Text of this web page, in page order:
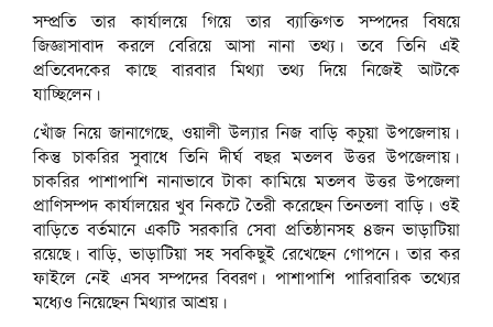
সম্প্রতি তার কার্যালয়ে গিয়ে তার ব্যাক্তিগত সম্পদের বিষয়ে
জিজ্ঞাসাবাদ করলে বেরিয়ে আসা নানা তথ্য। তবে তিনি এই
প্রতিবেদকের কাছে বারবার মিথ্যা তথ্য দিয়ে নিজেই আটকে
যাচ্ছিলেন।
খোঁজ নিয়ে জানাগেছে, ওয়ালী উল্যার নিজ বাড়ি কচুয়া উপজেলায়।
কিন্তু চাকরির সুবাধে তিনি দীর্ঘ বছর মতলব উত্তর উপজেলায়।
চাকরির পাশাপাশি নানাভাবে টাকা কামিয়ে মতলব উত্তর উপজেলা
প্রাণিসম্পদ কার্যালয়ের খুব নিকটে তৈরী করেছেন তিনতলা বাড়ি। ওই
বাড়িতে বর্তমানে একটি সরকারি সেবা প্রতিষ্ঠানসহ ৪জন ভাড়াটিয়া
রয়েছে। বাড়ি, ভাড়াটিয়া সহ সবকিছুই রেখেছেন গোপনে। তার কর
ফাইলে নেই এসব সম্পদের বিবরণ। পাশাপাশি পারিবারিক তথ্যের
মধ্যেও নিয়েছেন মিথ্যার আশ্রয়।